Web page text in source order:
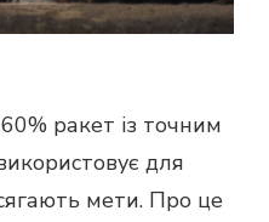
ракет із точним
для
мети. Про це